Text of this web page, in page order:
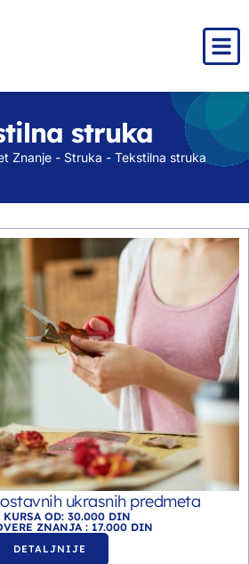
struka
Znanje- Struka - Tekstilna struka
ukrasnih predmeta
KURSA OD: 30.000 DIN
ZNANJA : 17.000 DIN
DETALJNIJE